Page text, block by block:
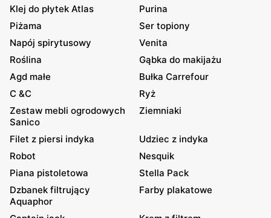
Klej do płytek Atlas
Purina
Piżama
Ser topiony
Napój spirytusowy
Venita
Roślina
Gąbka do makijażu
Agd małe
Bułka Carrefour
C &C
Ryż
Zestaw mebli ogrodowych
Sanico
Ziemniaki
Filet z piersi indyka
Udziec z indyka
Robot
Nesquik
Piana pistoletowa
Stella Pack
Dzbanek filtrujący
Aquaphor
Farby plakatowe